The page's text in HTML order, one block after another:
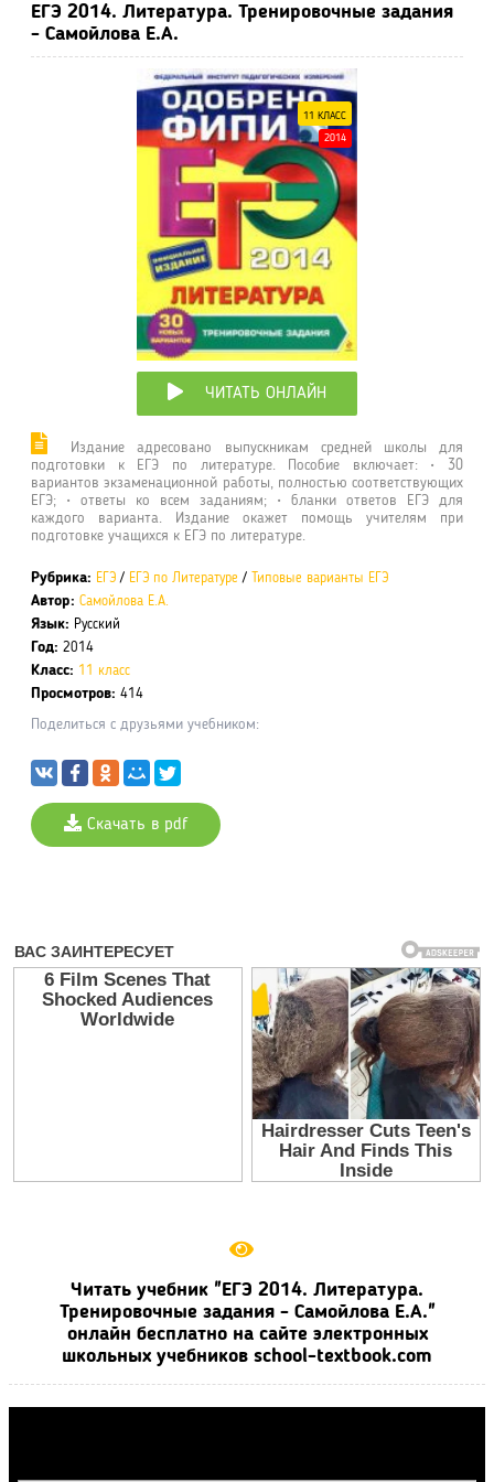
ЕГЭ 2014. Литература. Тренировочные задания
- Самойлова Е.А.
11 КЛАСС
2014
ЧИТАТЬ ОНЛАЙН
Издание адресовано выпускникам средней школы для
подготовки к ЕГЭ по литературе. Пособие включает: • 30
вариантов экзаменационной работы, полностью соответствующих
ЕГЭ; • ответы ко всем заданиям; • бланки ответов ЕГЭ для
каждого варианта. Издание окажет помощь учителям при
подготовке учащихся к ЕГЭ по литературе.
Рубрика: ЕГЭ / ЕГЭ по Литературе / Типовые варианты ЕГЭ
Автор: Самойлова Е.А.
Язык: Русский
Год: 2014
Класс: 11 класс
Просмотров: 414
Поделиться с друзьями учебником:
Скачать в pdf
Читать учебник "ЕГЭ 2014. Литература.
Тренировочные задания - Самойлова Е.А."
онлайн бесплатно на сайте электронных
школьных учебников school-textbook.com